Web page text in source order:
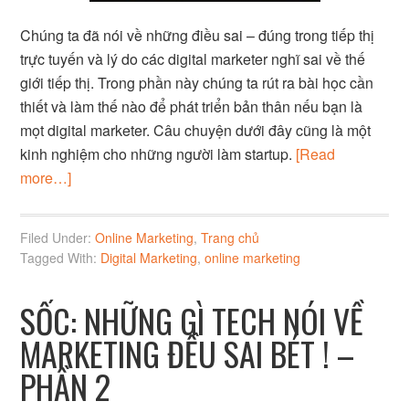
Chúng ta đã nói về những điều sai – đúng trong tiếp thị
trực tuyến và lý do các digital marketer nghĩ sai về thế
giới tiếp thị. Trong phần này chúng ta rút ra bài học cần
thiết và làm thế nào để phát triển bản thân nếu bạn là
mọt digital marketer. Câu chuyện dưới đây cũng là một
kinh nghiệm cho những người làm startup. [Read
more…]
Filed Under:Online Marketing,Trang chủ
Tagged With: Digital Marketing,online marketing
SỐC: NHỮNG GÌ TECH NÓI VỀ
MARKETING ĐỀU SAI BÉT ! –
PHẦN 2